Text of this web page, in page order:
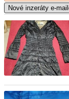
Nové inzeráty e-